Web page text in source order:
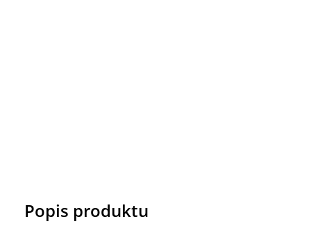
Popis produktu